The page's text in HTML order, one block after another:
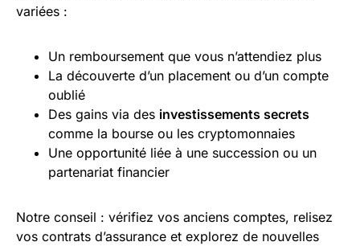
variées :
Un remboursement que vous n’attendiez plus
La découverte d’un placement ou d’un compte
oublié
Des gains via des investissements secrets
comme la bourse ou les cryptomonnaies
Une opportunité liée à une succession ou un
partenariat financier
Notre conseil : vérifiez vos anciens comptes, relisez
vos contrats d’assurance et explorez de nouvelles